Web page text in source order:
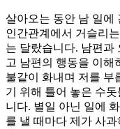
살아오는 동안 남 일에
인간관계에서 거슬리
는 달랐습니다. 남편과
고 남편의 행동을 이해
불같이 화내며 저를 부
기 위해 틀어 놓은 수
니다. 별일 아닌 일에
를 낼 때마다 제가 사